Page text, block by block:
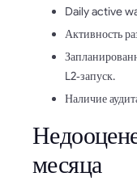
Daily active
Активность
L2‑запуск.
Наличие
месяца